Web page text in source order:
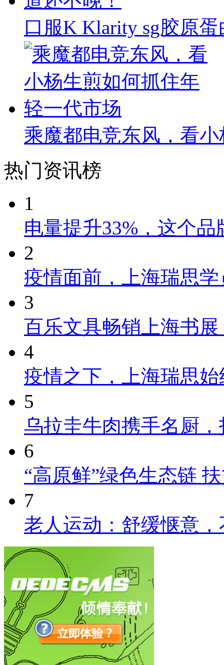
口服K Klarity sg胶原
乘魔都电竞东风，看
热门资讯榜
1
电量提升33%，这个
2
疫情面前，上海瑞思
3
百乐文具畅销上海书
4
疫情之下，上海瑞思
5
乌拉圭牛肉携手名厨
6
“高原鲜”绿色生态链
7
老人运动：舒缓惬意